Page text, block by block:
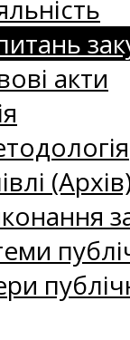
акти